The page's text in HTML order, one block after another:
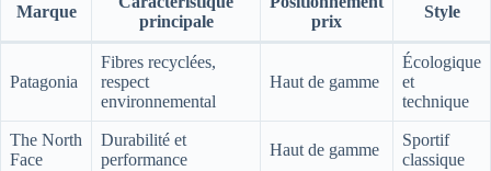
Marque
principale
prix
Style
Patagonia
Fibres recyclées,
respect
environnemental
Haut de gamme
Écologique
et
technique
The North
Face
Durabilité et
performance
Haut de gamme
Sportif
classique